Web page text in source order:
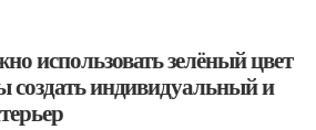
использовать зелёный цвет
создать индивидуальный и